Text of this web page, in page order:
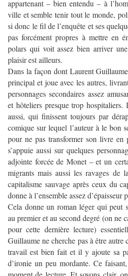
appartenant – bien entendu – à
ville et semble tenir tout le monde,
si donc le fil de l’enquête et ses
pas forcément propres à mettre en
polars qui voit assez bien arriver
plaisir est ailleurs.
Dans la façon dont Laurent
principal et joue avec les autres,
personnages secondaires assez
et hôteliers presque trop hospitaliers.
aussi, qui finissent toujours par
comique sur lequel l’auteur à le bon
pour ne pas transformer son livre en
s’appuie aussi sur quelques
adjointe forcée de Monet – et un
migrants mais aussi les ravages de
capitalisme sauvage après ceux du
donne à l’ensemble assez d’épaisseur
Cela donne un roman léger qui peut
au premier et au second degré (on ne
pour cette dernière lecture)
Guillaume ne cherche pas à être autre
travail est bien fait et il y ajoute sa
d’ironie un peu mordante. Ce